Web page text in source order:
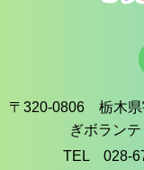
〒320-0806 栃木県
ぎボラン
TEL 028-